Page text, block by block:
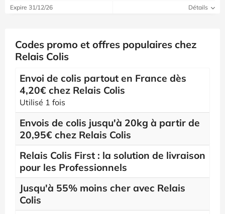
Expire 31/12/26 Détails
Codes promo et offres populaires chez
Relais Colis
Envoi de colis partout en France dès
4,20€ chez Relais Colis
Utilisé 1 fois
Envois de colis jusqu'à 20kg à partir de
20,95€ chez Relais Colis
Relais Colis First : la solution de livraison
pour les Professionnels
Jusqu'à 55% moins cher avec Relais
Colis